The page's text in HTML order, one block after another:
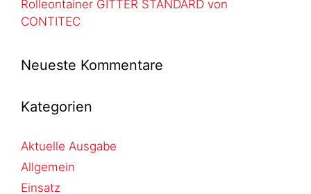
Rolleontainer GITTER STANDARD von
CONTITEC
Neueste Kommentare
Kategorien
Aktuelle Ausgabe
Allgemein
Einsatz